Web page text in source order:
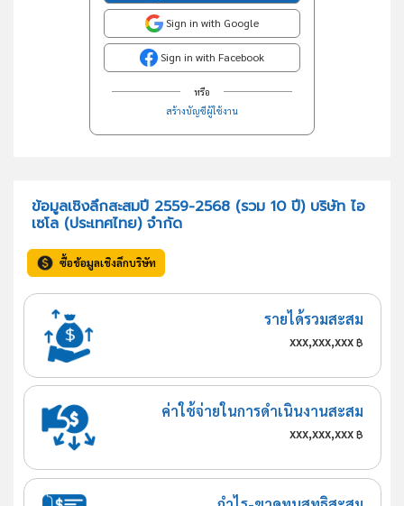
Sign in with Google
Sign in with Facebook
หรือ
สร้างบัญชีผู้ใช้งาน
ข้อมูลเชิงลึกสะสมปี 2559-2568 (รวม 10 ปี) บริษัท ไอ
เซโล (ประเทศไทย) จำกัด
ซื้อข้อมูลเชิงลึกบริษัท
รายได้รวมสะสม
xxx,xxx,xxx฿
ค่าใช้จ่ายในการดำเนินงานสะสม
xxx,xxx,xxx฿